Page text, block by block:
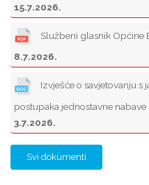
15.7.2026.
Službeni glasnik
8.7.2026.
Izvješće o savjetovanju
postupaka jednostavne nabave
3.7.2026.
Svi dokumenti